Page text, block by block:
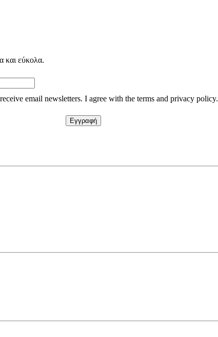
και εύκολα.
email newsletters. I agree with the terms and privacy policy.